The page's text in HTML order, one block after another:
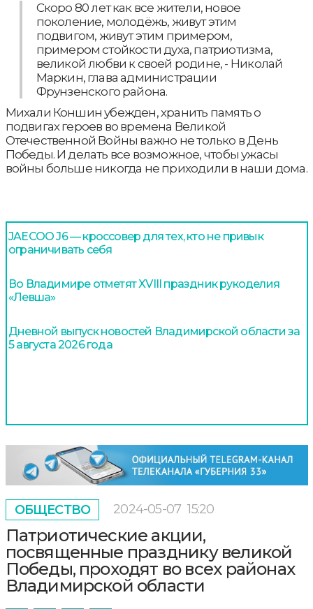
Скоро 80 лет как все жители, новое
поколение, молодёжь, живут этим
подвигом, живут этим примером,
примером стойкости духа, патриотизма,
великой любви к своей родине, - Николай
Маркин, глава администрации
Фрунзенского района.
Михали Коншин убежден, хранить память о
подвигах героев во времена Великой
Отечественной Войны важно не только в День
Победы. И делать все возможное, чтобы ужасы
войны больше никогда не приходили в наши дома.
JAECOO J6 — кроссовер для тех, кто не привык
ограничивать себя
Во Владимире отметят XVIII праздник рукоделия
«Левша»
Дневной выпуск новостей Владимирской области за
5 августа 2026 года
ОБЩЕСТВО 2024-05-07 15:20
Патриотические акции,
посвященные празднику великой
Победы, проходят во всех районах
Владимирской области